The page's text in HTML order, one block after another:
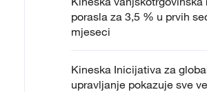
porasla za 3,5 % u prvih
mjeseci
Kineska Inicijativa za
upravljanje pokazuje sve